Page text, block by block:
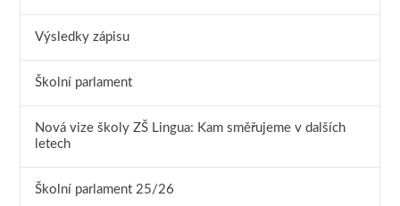
Výsledky zápisu
Školní parlament
Nová vize školy ZŠ Lingua: Kam směřujeme v dalších
letech
Školní parlament 25/26